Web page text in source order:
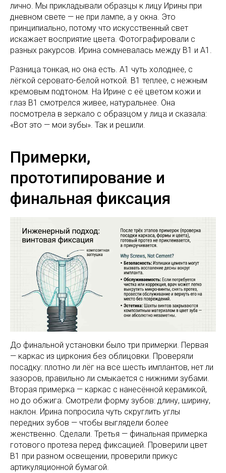
лично. Мы прикладывали образцы к лицу Ирины при
дневном свете — не при лампе, а у окна. Это
принципиально, потому что искусственный свет
искажает восприятие цвета. Фотографировали с
разных ракурсов. Ирина сомневалась между B1 и A1.
Разница тонкая, но она есть. A1 чуть холоднее, с
лёгкой серовато-белой ноткой. B1 теплее, с нежным
кремовым подтоном. На Ирине с её цветом кожи и
глаз B1 смотрелся живее, натуральнее. Она
посмотрела в зеркало с образцом у лица и сказала:
«Вот это — мои зубы». Так и решили.
Примерки,
прототипирование и
финальная фиксация
До финальной установки было три примерки. Первая
— каркас из циркония без облицовки. Проверяли
посадку: плотно ли лёг на все шесть имплантов, нет ли
зазоров, правильно ли смыкается с нижними зубами.
Вторая примерка — каркас с нанесённой керамикой,
но до обжига. Смотрели форму зубов: длину, ширину,
наклон. Ирина попросила чуть скруглить углы
передних зубов — чтобы выглядели более
женственно. Сделали. Третья — финальная примерка
готового протеза перед фиксацией. Проверили цвет
B1 при разном освещении, проверили прикус
артикуляционной бумагой.